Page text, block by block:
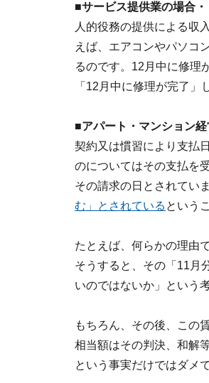
■サービス提供業の場合・
人的役務の提供による収
えば、エアコンやパソコ
るのです。12月中に修理
「12月中に修理が完了」
■アパート・マンション経
契約又は慣習により支払
のについてはその支払を
その請求の日とされてい
む」とされている という
たとえば、何らかの理由
そうすると、その「11月
いのではないか」という
もちろん、その後、この
相当額はその判決、和解
という事実だけではダメ